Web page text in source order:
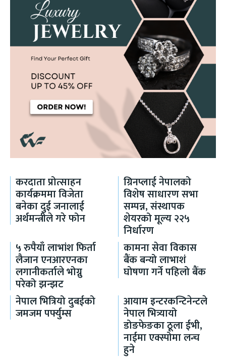
करदाता प्रोत्साहन
कार्यक्रममा विजेता
बनेका दुई जनालाई
अर्थमन्त्रीले गरे फोन
ग्रिनप्लाई नेपालको
विशेष साधारण सभा
सम्पन्न, संस्थापक
शेयरको मूल्य २२५
निर्धारण
५ रुपैयाँ लाभांश फिर्ता
लैजान एनआरएनका
लगानीकर्ताले भोग्नु
परेको झन्झट
कामना सेवा विकास
बैंक बन्यो लाभाशं
घोषणा गर्ने पहिलो बैंक
नेपाल भित्रियो दुबईको
जमजम पर्फ्युम्स
आयाम इन्टरकन्टिनेन्टले
नेपाल भित्र्यायो
डोङफेङका ठूला ईभी,
नाईमा एक्स्पोमा लन्च
हुने